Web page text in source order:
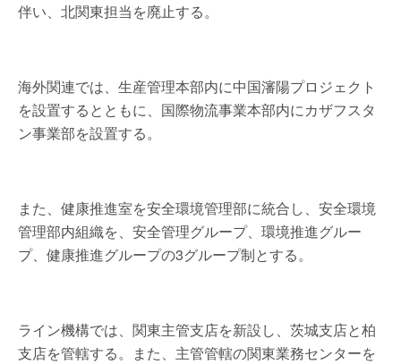
伴い、北関東担当を廃止する。
海外関連では、生産管理本部内に中国瀋陽プロジェクト
を設置するとともに、国際物流事業本部内にカザフスタ
ン事業部を設置する。
また、健康推進室を安全環境管理部に統合し、安全環境
管理部内組織を、安全管理グループ、環境推進グルー
プ、健康推進グループの3グループ制とする。
ライン機構では、関東主管支店を新設し、茨城支店と柏
支店を管轄する。また、主管管轄の関東業務センターを